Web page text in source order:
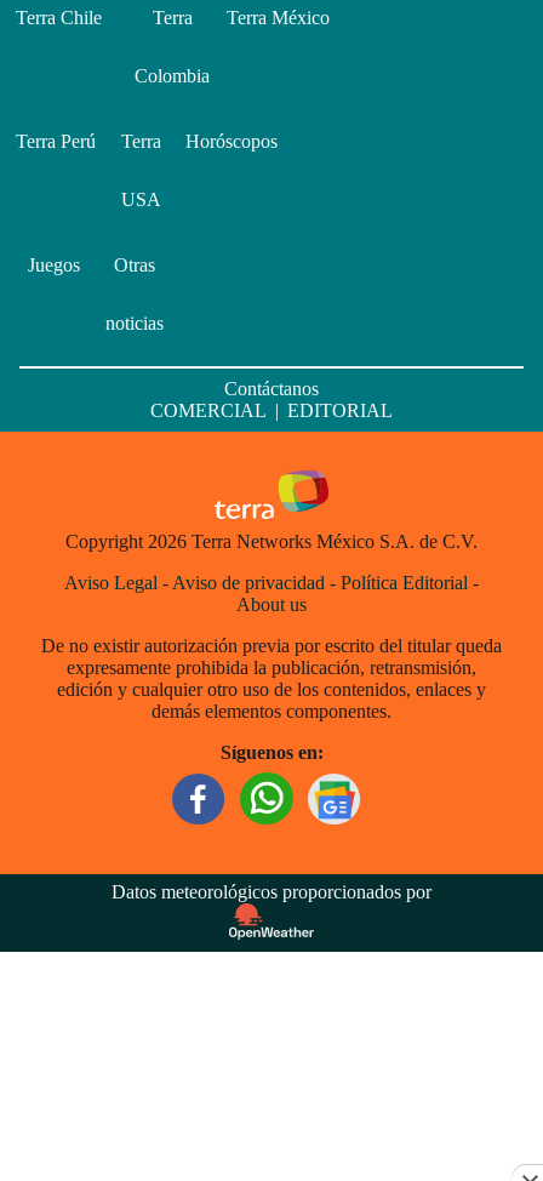
Terra Chile Terra
Colombia
Terra México
Terra Perú Terra
USA
Horóscopos
Juegos Otras
noticias
Contáctanos
COMERCIAL | EDITORIAL
Copyright 2026 Terra Networks México S.A. de C.V.
Aviso Legal - Aviso de privacidad - Política Editorial -
About us
De no existir autorización previa por escrito del titular queda
expresamente prohibida la publicación, retransmisión,
edición y cualquier otro uso de los contenidos, enlaces y
demás elementos componentes.
Síguenos en:
Datos meteorológicos proporcionados por